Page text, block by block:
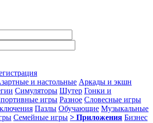
и настольные Аркады и экшн
Симуляторы Шутер Гонки и
игры Разное Словесные игры
Пазлы Обучающие Музыкальные
Семейные игры > Приложения Бизнес